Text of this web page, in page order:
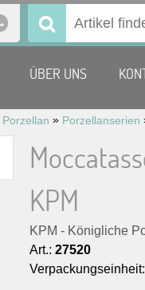
Suchen
ÜBER UNS
Porzellan » Porzellanserien
KPM
KPM - Königliche
Art.: 27520
Verpackungseinheit: